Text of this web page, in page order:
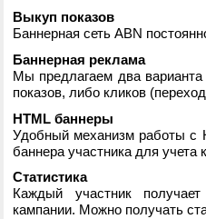
Выкуп показов
Баннерная сеть ABN
Баннерная реклама
Мы предлагаем два
показов, либо кликов
HTML баннеры
Удобный механизм работы с
баннера участника для
Статистика
Каждый участник
кампании. Можно получать